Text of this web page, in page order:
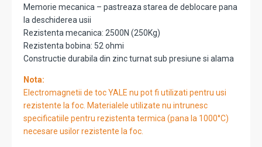
Memorie mecanica – pastreaza starea de deblocare pana
la deschiderea usii
Rezistenta mecanica: 2500N (250Kg)
Rezistenta bobina: 52 ohmi
Constructie durabila din zinc turnat sub presiune si alama
Nota:
Electromagnetii de toc YALE nu pot fi utilizati pentru usi
rezistente la foc. Materialele utilizate nu intrunesc
specificatiile pentru rezistenta termica (pana la 1000°C)
necesare usilor rezistente la foc.